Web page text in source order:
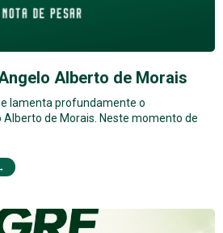
Alberto de Morais
lamenta profundamente o
de Morais. Neste momento de